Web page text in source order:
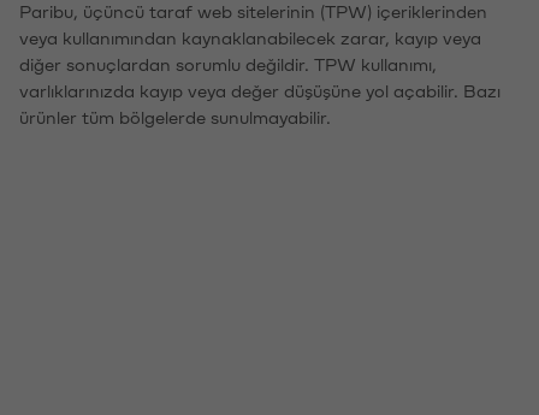
Paribu, üçüncü taraf web sitelerinin (TPW) içeriklerinden
veya kullanımından kaynaklanabilecek zarar, kayıp veya
diğer sonuçlardan sorumlu değildir. TPW kullanımı,
varlıklarınızda kayıp veya değer düşüşüne yol açabilir. Bazı
ürünler tüm bölgelerde sunulmayabilir.